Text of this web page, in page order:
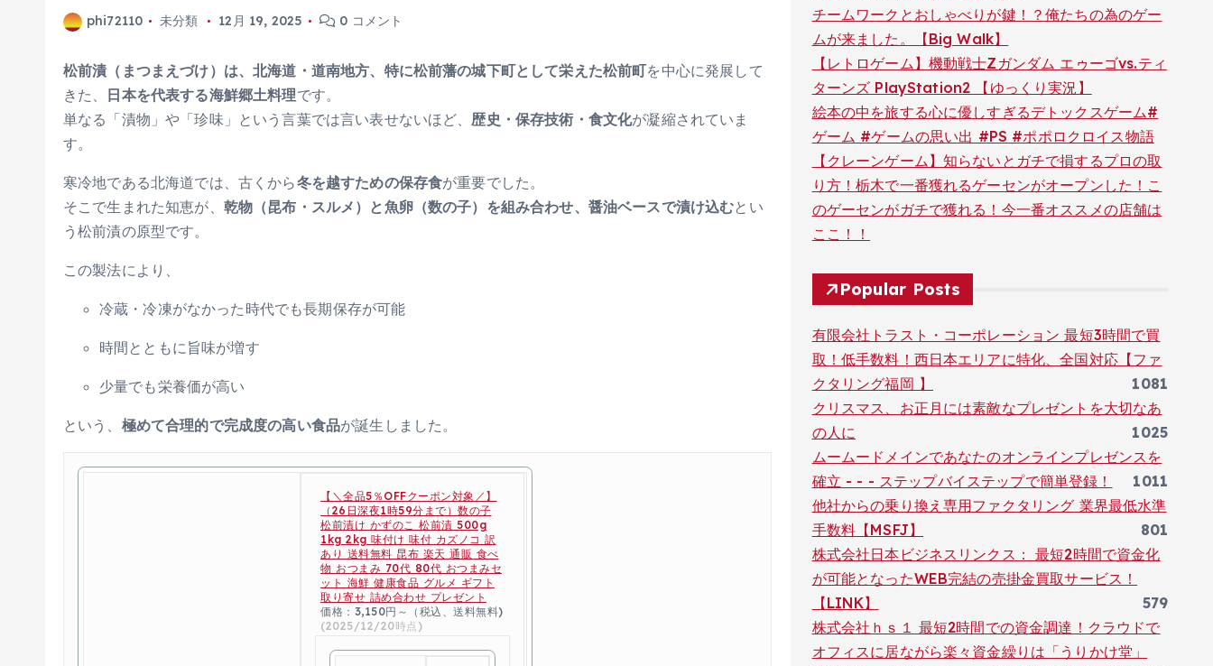
phi72110 未分類 12月 19, 2025 0 コメント
松前漬（まつまえづけ）は、北海道・道南地方、特に松前藩の城下町として栄えた松前町を中心に発展して
きた、
日本を代表する海鮮郷土料理です。
単なる「漬物」や「珍味」という言葉では言い表せないほど、歴史・保存技術・食文化が凝縮されていま
す。
寒冷地である北海道では、古くから冬を越すための保存食が重要でした。
そこで生まれた知恵が、 乾物（昆布・スルメ）と魚卵（数の子）を組み合わせ、醤油ベースで漬け込むとい
う松前漬の原型です。
この製法により、
冷蔵・冷凍がなかった時代でも長期保存が可能
時間とともに旨味が増す
少量でも栄養価が高い
という、 極めて合理的で完成度の高い食品が誕生しました。
【＼全品5％OFFクーポン対象／】
（26日深夜1時59分まで）数の子
松前漬け かずのこ 松前漬 500g
1kg 2kg 味付け 味付 カズノコ 訳
あり 送料無料 昆布 楽天 通販 食べ
物 おつまみ 70代 80代 おつまみセ
ット 海鮮 健康食品 グルメ ギフト
取り寄せ 詰め合わせ プレゼント
価格：3,150円～（税込、送料無料)
(2025/12/20時点)
チームワークとおしゃべりが鍵！？俺たちの為のゲー
ムが来ました。【Big Walk】
【レトロゲーム】機動戦士Zガンダム エゥーゴvs.ティ
ターンズ PlayStation2 【ゆっくり実況】
絵本の中を旅する心に優しすぎるデトックスゲーム#
ゲーム #ゲームの思い出 #PS #ポポロクロイス物語
【クレーンゲーム】知らないとガチで損するプロの取
り方！栃木で一番獲れるゲーセンがオープンした！こ
のゲーセンがガチで獲れる！今一番オススメの店舗は
ここ！！
Popular Posts
有限会社トラスト・コーポレーション 最短3時間で買
取！低手数料！西日本エリアに特化、全国対応【ファ
クタリング福岡 】
1081
クリスマス、お正月には素敵なプレゼントを大切なあ
の人に
1025
ムームードメインであなたのオンラインプレゼンスを
確立 - - - ステップバイステップで簡単登録！
1011
他社からの乗り換え専用ファクタリング 業界最低水準
手数料【MSFJ】
801
株式会社日本ビジネスリンクス： 最短2時間で資金化
が可能となったWEB完結の売掛金買取サービス！
【LINK】
579
株式会社ｈｓ１ 最短2時間での資金調達！クラウドで
オフィスに居ながら楽々資金繰りは「うりかけ堂」